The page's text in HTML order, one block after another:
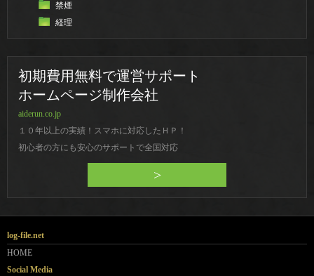
禁煙
経理
初期費用無料で運営サポート
ホームページ制作会社
aiderun.co.jp
１０年以上の実績！スマホに対応したＨＰ！
初心者の方にも安心のサポートで全国対応
>
log-file.net
HOME
Social Media